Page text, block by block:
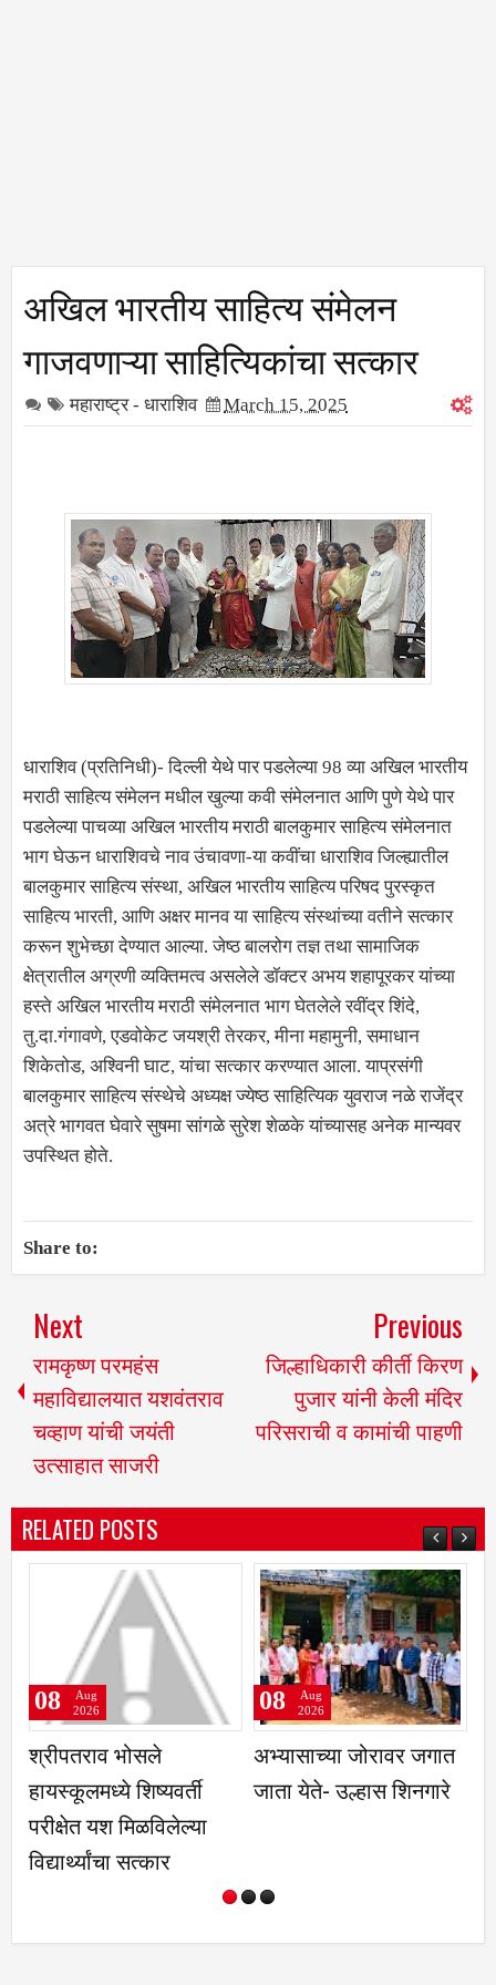
अखिल भारतीय साहित्य संमेलन
गाजवणाऱ्या साहित्यिकांचा सत्कार
महाराष्ट्र - धाराशिव March 15, 2025
धाराशिव (प्रतिनिधी)- दिल्ली येथे पार पडलेल्या 98 व्या अखिल भारतीय
मराठी साहित्य संमेलन मधील खुल्या कवी संमेलनात आणि पुणे येथे पार
पडलेल्या पाचव्या अखिल भारतीय मराठी बालकुमार साहित्य संमेलनात
भाग घेऊन धाराशिवचे नाव उंचावणा-या कवींचा धाराशिव जिल्ह्यातील
बालकुमार साहित्य संस्था, अखिल भारतीय साहित्य परिषद पुरस्कृत
साहित्य भारती, आणि अक्षर मानव या साहित्य संस्थांच्या वतीने सत्कार
करून शुभेच्छा देण्यात आल्या. जेष्ठ बालरोग तज्ञ तथा सामाजिक
क्षेत्रातील अग्रणी व्यक्तिमत्व असलेले डॉक्टर अभय शहापूरकर यांच्या
हस्ते अखिल भारतीय मराठी संमेलनात भाग घेतलेले रवींद्र शिंदे,
तु.दा.गंगावणे, एडवोकेट जयश्री तेरकर, मीना महामुनी, समाधान
शिकेतोड, अश्विनी घाट, यांचा सत्कार करण्यात आला. याप्रसंगी
बालकुमार साहित्य संस्थेचे अध्यक्ष ज्येष्ठ साहित्यिक युवराज नळे राजेंद्र
अत्रे भागवत घेवारे सुषमा सांगळे सुरेश शेळके यांच्यासह अनेक मान्यवर
उपस्थित होते.
Share to:
Next
रामकृष्ण परमहंस
महाविद्यालयात यशवंतराव
चव्हाण यांची जयंती
उत्साहात साजरी
Previous
जिल्हाधिकारी कीर्ती किरण
पुजार यांनी केली मंदिर
परिसराची व कामांची पाहणी
RELATED POSTS
श्रीपतराव भोसले
हायस्कूलमध्ये शिष्यवर्ती
परीक्षेत यश मिळविलेल्या
विद्यार्थ्यांचा सत्कार
08
Aug
2026
अभ्यासाच्या जोरावर जगात
जाता येते- उल्हास शिनगारे
08
Aug
2026